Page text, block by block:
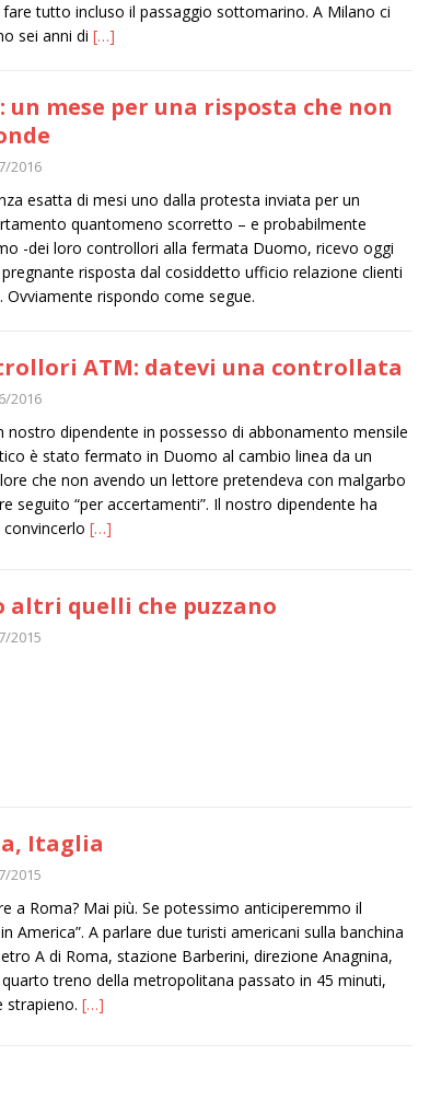
tutto incluso il passaggio sottomarino. A Milano ci
sei anni di […]
un mese per una risposta che non
2016
esatta di mesi uno dalla protesta inviata per un
quantomeno scorretto – e probabilmente
-dei loro controllori alla fermata Duomo, ricevo oggi
risposta dal cosiddetto ufficio relazione clienti
Ovviamente rispondo come segue.
ATM: datevi una controllata
2016
nostro dipendente in possesso di abbonamento mensile
è stato fermato in Duomo al cambio linea da un
che non avendo un lettore pretendeva con malgarbo
seguito “per accertamenti”. Il nostro dipendente ha
[…]
altri quelli che puzzano
2015
Itaglia
2015
a Roma? Mai più. Se potessimo anticiperemmo il
America”. A parlare due turisti americani sulla banchina
A di Roma, stazione Barberini, direzione Anagnina,
treno della metropolitana passato in 45 minuti,
strapieno. […]